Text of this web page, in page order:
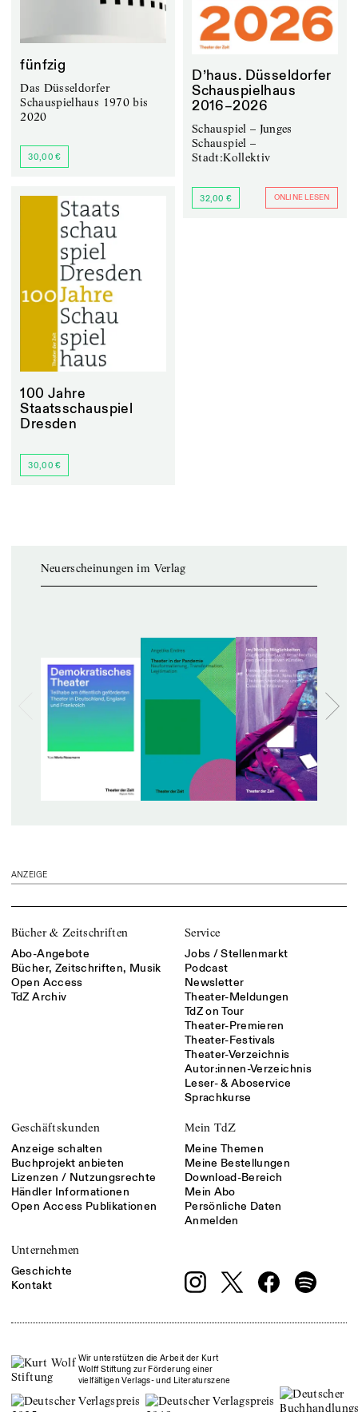
fünfzig
Das Düsseldorfer
Schauspielhaus 1970 bis
2020
30,00 €
D’haus. Düsseldorfer
Schauspielhaus
2016–2026
Schauspiel – Junges
Schauspiel –
Stadt:Kollektiv
32,00 € ONLINE LESEN
100 Jahre
Staatsschauspiel
Dresden
30,00 €
Neuerscheinungen im Verlag
ANZEIGE
Bücher & Zeitschriften
Abo-Angebote
Bücher, Zeitschriften, Musik
Open Access
TdZ Archiv
Service
Jobs / Stellenmarkt
Podcast
Newsletter
Theater-Meldungen
TdZ on Tour
Theater-Premieren
Theater-Festivals
Theater-Verzeichnis
Autor:innen-Verzeichnis
Leser- & Aboservice
Sprachkurse
Geschäftskunden
Anzeige schalten
Buchprojekt anbieten
Lizenzen / Nutzungsrechte
Händler Informationen
Open Access Publikationen
Mein TdZ
Meine Themen
Meine Bestellungen
Download-Bereich
Mein Abo
Persönliche Daten
Anmelden
Unternehmen
Geschichte
Kontakt
Wir unterstützen die Arbeit der Kurt
Wolff Stiftung zur Förderung einer
vielfältigen Verlags- und Literaturszene